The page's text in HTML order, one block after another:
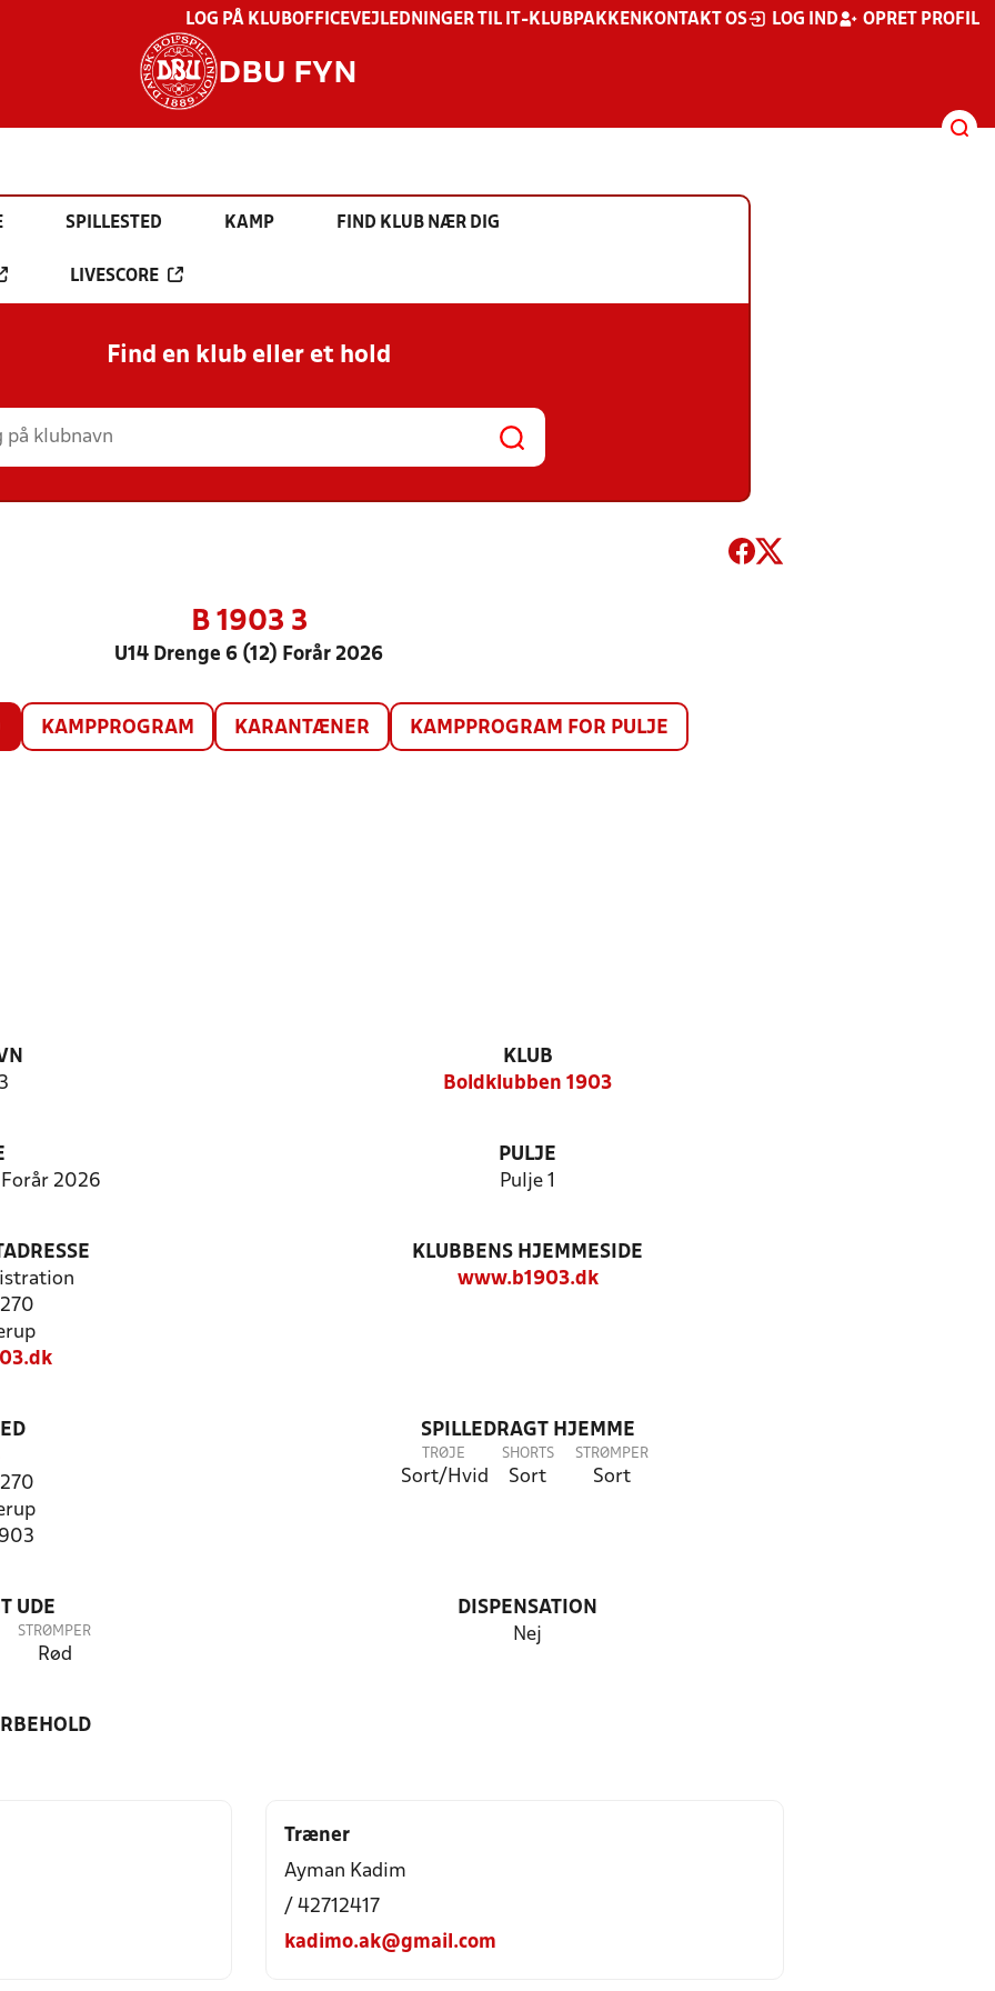
LOG PÅ KLUBOFFICEVEJLEDNINGER TIL IT-KLUBPAKKEN KONTAKT OS LOG IND OPRET PROFIL
DBU FYN
SPILLESTED KAMP FIND KLUB NÆR DIG
LIVESCORE
Find en klub eller et hold
B 1903 3
U14 Drenge 6 (12) Forår 2026
KAMPPROGRAM KARANTÆNER KAMPPROGRAM FOR PULJE
KLUB
Boldklubben 1903
Forår 2026
PULJE
Pulje 1
KLUBBENS HJEMMESIDE
www.b1903.dk
SPILLEDRAGT HJEMME
TRØJE
Sort/Hvid
SHORTS
Sort
STRØMPER
Sort
UDE
STRØMPER
Rød
DISPENSATION
Nej
Træner
Ayman Kadim
/ 42712417
kadimo.ak@gmail.com